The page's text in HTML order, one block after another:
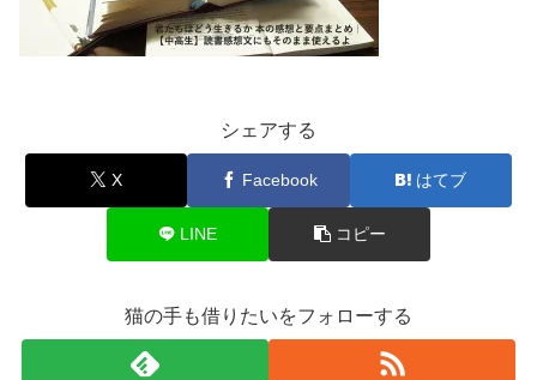
シェアする
X Facebook はてブ
LINE コピー
猫の手も借りたいをフォローする